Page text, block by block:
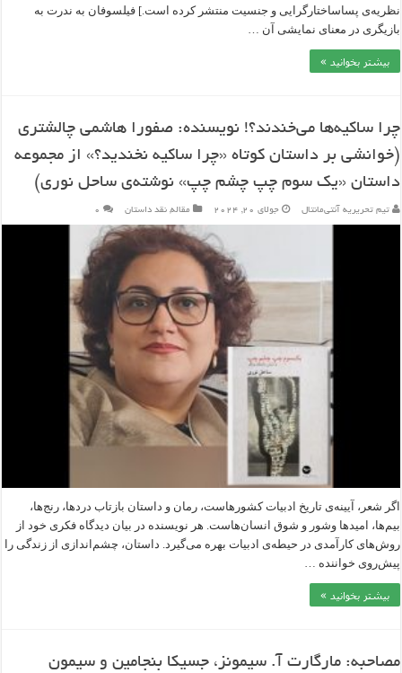
نظریه‌‎ی پساساختارگرایی و جنسیت منتشر کرده است.] فیلسوفان به ندرت به
بازیگری در معنای نمایشی آن …
بیشتر بخوانید »
چرا ساکیه‌ها می‎‌‌خندند؟! نویسنده: صفورا هاشمی چالشتری
(خوانشی بر داستان کوتاه «چرا ساکیه نخندید؟» از مجموعه
داستان «یک سوم چپ چشم چپ» نوشته‌ی ساحل نوری)
تیم تحریریه آنتی‌مانتال جولای 20, 2024 مقاله,نقد داستان ۰
اگر شعر، آیینه‌‎ی تاریخ ادبیات کشورهاست، رمان و داستان بازتاب دردها، رنج‎‌ها،
بیم‎‌ها، امیدها وشور و شوق انسان‌‎هاست. هر نویسنده در بیان دیدگاه فکری خود از
روش‌های کارآمدی در حیطه‎‌ی ادبیات بهره می‌گیرد. داستان، چشم‌‎اندازی از زندگی را
پیش‌‎روی خواننده …
بیشتر بخوانید »
مصاحبه: مارگارت آ. سیمونز، جسیکا بنجامین و سیمون